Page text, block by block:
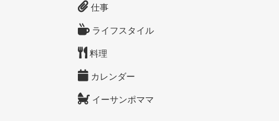
仕事
ライフスタイル
料理
カレンダー
イーサンポママ